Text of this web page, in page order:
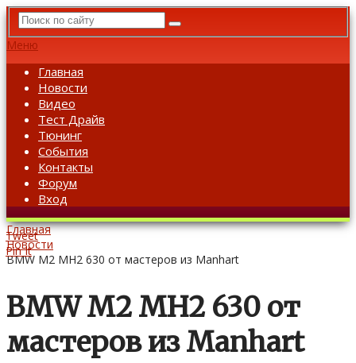
Меню
Главная
Новости
Видео
Тест Драйв
Тюнинг
События
Контакты
Форум
Вход
Главная
Новости
BMW M2 MH2 630 от мастеров из Manhart
BMW M2 MH2 630 от
мастеров из Manhart
Tweet
Pin It